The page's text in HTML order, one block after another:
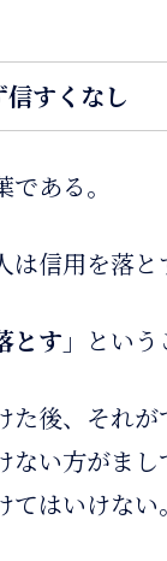
すくなし
ある。
信用を落と
す」 という
後、それ
い方がま
はいけない。